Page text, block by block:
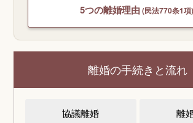
5つの離婚理由 (民法770条1項)
離婚の手続きと流れ
協議離婚 離